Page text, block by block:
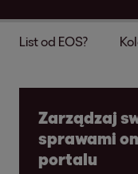
List od EOS?
Zarządzaj
sprawami
portalu